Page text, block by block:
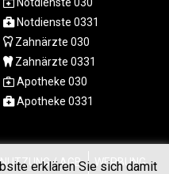
erklären Sie sich damit
658.506319
43.640038
24.459377
10.0813
10.628901
4.033648
Notdienste 030
Notdienste 0331
Zahnärzte 030
Zahnärzte 0331
Apotheke 030
Apotheke 0331
NUTZUNG / AGB WERBUNG